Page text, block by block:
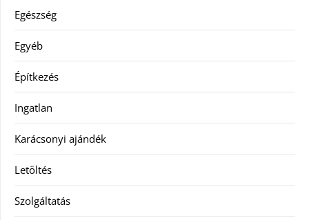
Egészség
Egyéb
Építkezés
Ingatlan
Karácsonyi ajándék
Letöltés
Szolgáltatás